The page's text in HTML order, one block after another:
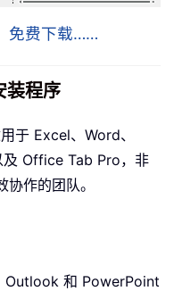
免费下载……
装程序
于 Excel、Word、
Office Tab Pro，非
作的团队。
和 PowerPoint